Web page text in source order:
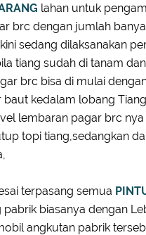
lahan untuk
brc dengan jumlah
sedang dilaksanakan
tiang sudah di tanam
brc bisa di mulai
kedalam lobang
lembaran pagar brc
topi tiang,sedangkan
terpasang semua
biasanya dengan
angkutan pabrik